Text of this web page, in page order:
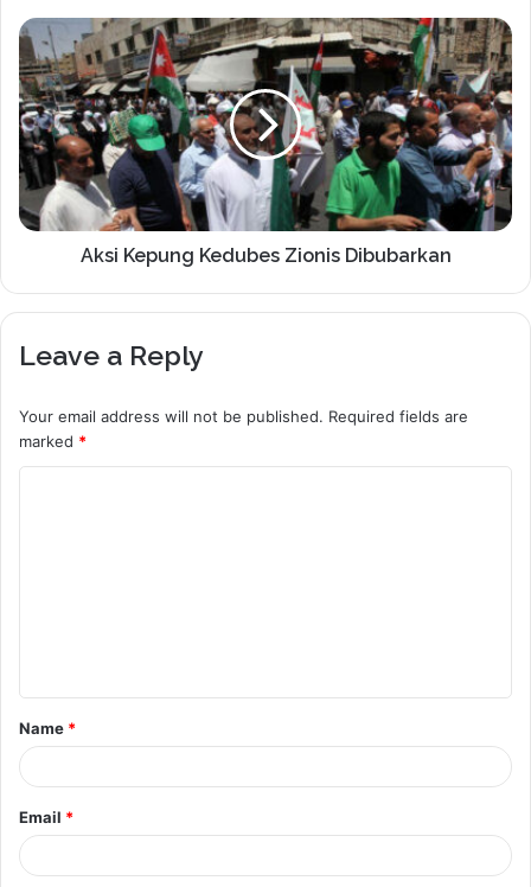
Aksi Kepung Kedubes Zionis Dibubarkan
Leave a Reply
Your email address will not be published. Required fields are
marked *
t
*
Name *
Email *